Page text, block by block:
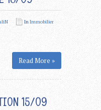
InImmobilier
Read More »
15/09